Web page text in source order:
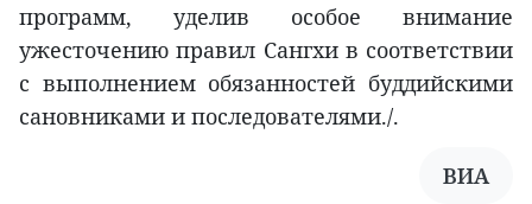
программ, уделив особое внимание
ужесточению правил Сангхи в соответствии
с выполнением обязанностей буддийскими
сановниками и последователями./.
ВИА